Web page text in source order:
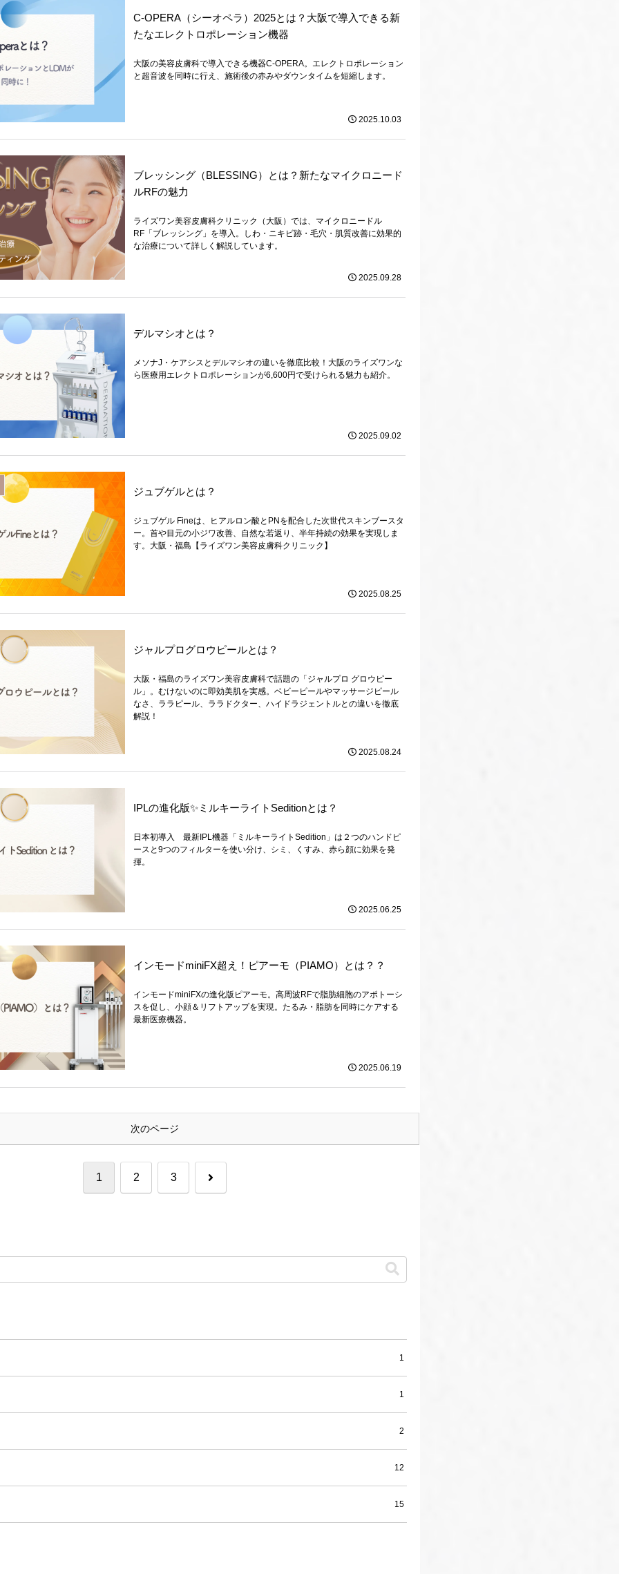
C-OPERA（シーオペラ）2025とは？大阪で導入できる新
たなエレクトロポレーション機器
大阪の美容皮膚科で導入できる機器C-OPERA。エレクトロポレーション
と超音波を同時に行え、施術後の赤みやダウンタイムを短縮します。
2025.10.03
ブレッシング（BLESSING）とは？新たなマイクロニード
ルRFの魅力
ライズワン美容皮膚科クリニック（大阪）では、マイクロニードル
RF「ブレッシング」を導入。しわ・ニキビ跡・毛穴・肌質改善に効果的
な治療について詳しく解説しています。
2025.09.28
デルマシオとは？
メソナJ・ケアシスとデルマシオの違いを徹底比較！大阪のライズワンな
ら医療用エレクトロポレーションが6,600円で受けられる魅力も紹介。
2025.09.02
ジュブゲルとは？
ジュブゲル Fineは、ヒアルロン酸とPNを配合した次世代スキンブースタ
ー。首や目元の小ジワ改善、自然な若返り、半年持続の効果を実現しま
す。大阪・福島【ライズワン美容皮膚科クリニック】
2025.08.25
ジャルプログロウピールとは？
大阪・福島のライズワン美容皮膚科で話題の「ジャルプロ グロウピー
ル」。むけないのに即効美肌を実感。ベビーピールやマッサージピール
なさ、ララピール、ララドクター、ハイドラジェントルとの違いを徹底
解説！
2025.08.24
IPLの進化版✨ミルキーライトSeditionとは？
日本初導入 最新IPL機器「ミルキーライトSedition」は２つのハンドピ
ースと9つのフィルターを使い分け、シミ、くすみ、赤ら顔に効果を発
揮。
2025.06.25
インモードminiFX超え！ピアーモ（PIAMO）とは？？
インモードminiFXの進化版ピアーモ。高周波RFで脂肪細胞のアポトーシ
スを促し、小顔＆リフトアップを実現。たるみ・脂肪を同時にケアする
最新医療機器。
2025.06.19
次のページ
1 2 3 次
1
1
2
12
15